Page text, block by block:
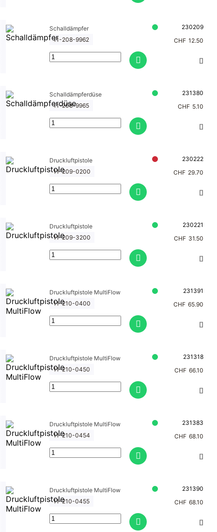
Schalldämpfer
230209
11-208-9962
CHF 12.50
Schalldämpferdüse
231380
11-208-9965
CHF 5.10
Druckluftpistole
230222
11-209-0200
CHF 29.70
Druckluftpistole
230221
11-209-3200
CHF 31.50
Druckluftpistole MultiFlow
231391
11-210-0400
CHF 65.90
Druckluftpistole MultiFlow
231318
11-210-0450
CHF 66.10
Druckluftpistole MultiFlow
231383
11-210-0454
CHF 68.10
Druckluftpistole MultiFlow
231390
11-210-0455
CHF 68.10